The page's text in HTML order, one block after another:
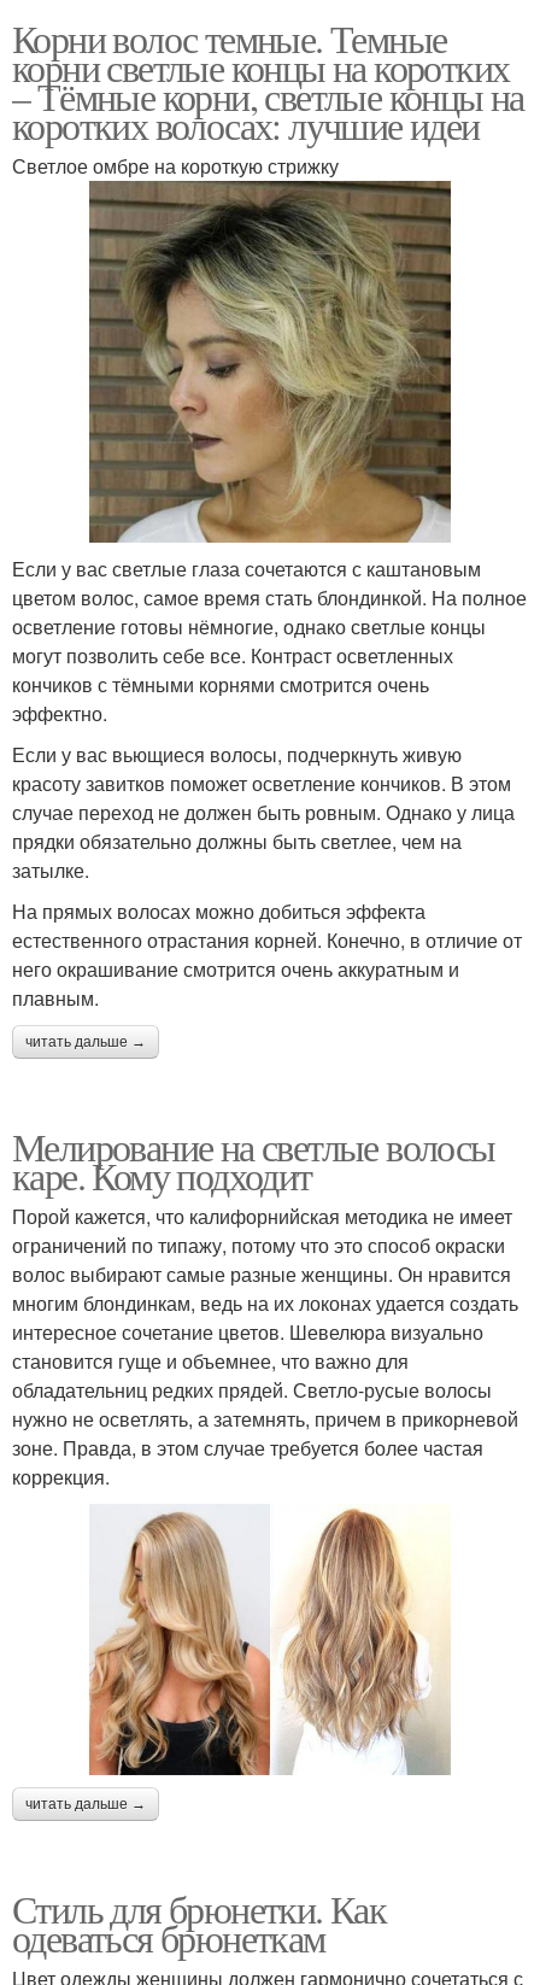
Корни волос темные. Темные
корни светлые концы на коротких
– Тёмные корни, светлые концы на
коротких волосах: лучшие идеи
Светлое омбре на короткую стрижку
Если у вас светлые глаза сочетаются с каштановым
цветом волос, самое время стать блондинкой. На полное
осветление готовы нёмногие, однако светлые концы
могут позволить себе все. Контраст осветленных
кончиков с тёмными корнями смотрится очень
эффектно.
Если у вас вьющиеся волосы, подчеркнуть живую
красоту завитков поможет осветление кончиков. В этом
случае переход не должен быть ровным. Однако у лица
прядки обязательно должны быть светлее, чем на
затылке.
На прямых волосах можно добиться эффекта
естественного отрастания корней. Конечно, в отличие от
него окрашивание смотрится очень аккуратным и
плавным.
читать дальше →
Мелирование на светлые волосы
каре. Кому подходит
Порой кажется, что калифорнийская методика не имеет
ограничений по типажу, потому что это способ окраски
волос выбирают самые разные женщины. Он нравится
многим блондинкам, ведь на их локонах удается создать
интересное сочетание цветов. Шевелюра визуально
становится гуще и объемнее, что важно для
обладательниц редких прядей. Светло-русые волосы
нужно не осветлять, а затемнять, причем в прикорневой
зоне. Правда, в этом случае требуется более частая
коррекция.
читать дальше →
Стиль для брюнетки. Как
одеваться брюнеткам
Цвет одежды женщины должен гармонично сочетаться с